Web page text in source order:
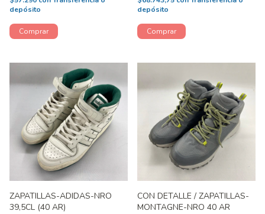
depósito
depósito
ZAPATILLAS-ADIDAS-NRO
39,5CL (40 AR)
CON DETALLE / ZAPATILLAS-
MONTAGNE-NRO 40 AR